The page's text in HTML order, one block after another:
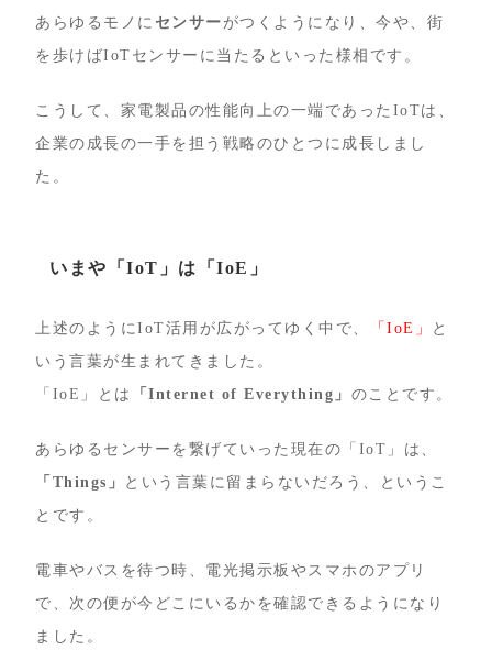
あらゆるモノに センサー がつくようになり、今や、街
を歩けばIoTセンサーに当たるといった様相です。
こうして、家電製品の性能向上の一端であったIoTは、
企業の成長の一手を担う戦略のひとつに成長しまし
た。
いまや「IoT」は「IoE」
上述のようにIoT活用が広がってゆく中で、 「IoE」
と
いう言葉が生まれてきました。
「IoE」とは
「Internet of Everything」 のことです。
あらゆるセンサーを繋げていった現在の「IoT」は、
「Things」
という言葉に留まらないだろう、というこ
とです。
電車やバスを待つ時、電光掲示板やスマホのアプリ
で、次の便が今どこにいるかを確認できるようになり
ました。